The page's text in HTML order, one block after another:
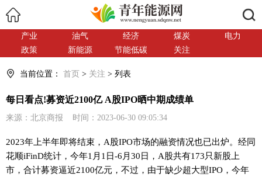
产业 油气 经济 煤炭
电力
政策
新能源 节能低碳 关注
当前位置： 首页 > 关注 > 列表
每日看点!募资近2100亿 A股IPO晒中期成绩单
来源：北京商报 时间：2023-06-30 09:05:34
2023年上半年即将结束，A股IPO市场的融资情况也已出炉。经同
花顺iFinD统计，今年1月1日-6月30日，A股共有173只新股上
市，合计募资逼近2100亿元，不过，由于缺少超大型IPO，今年